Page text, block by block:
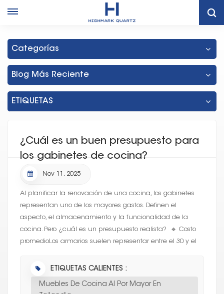
Gabinetes De MDF De Tailandia
Categorías
Blog Más Reciente
ETIQUETAS
¿Cuál es un buen presupuesto para
los gabinetes de cocina?
Nov 11, 2025
Al planificar la renovación de una cocina, los gabinetes
representan uno de los mayores gastos. Definen el
aspecto, el almacenamiento y la funcionalidad de la
cocina. Pero ¿cuál es un presupuesto realista? 🔹 Costo
promedioLos armarios suelen representar entre el 30 y el
ETIQUETAS CALIENTES :
Muebles De Cocina Al Por Mayor En